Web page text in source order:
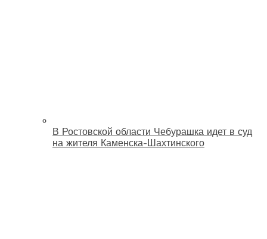
В Ростовской области Чебурашка идет в суд
на жителя Каменска-Шахтинского